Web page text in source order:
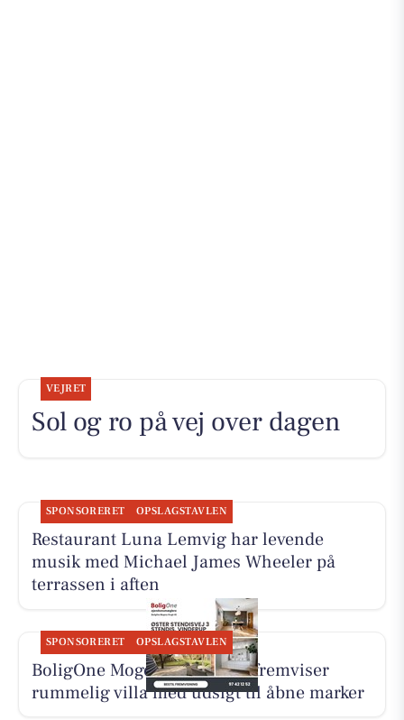
VEJRET
Sol og ro på vej over dagen
SPONSORERET OPSLAGSTAVLEN
Restaurant Luna Lemvig har levende
musik med Michael James Wheeler på
terrassen i aften
SPONSORERET OPSLAGSTAVLEN
BoligOne Mogens Kragh I/S fremviser
rummelig villa med udsigt til åbne marker